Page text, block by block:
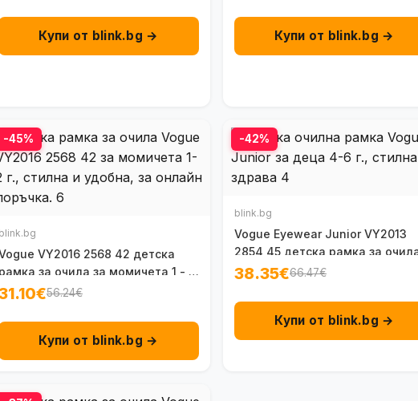
Купи от blink.bg → Купи от blink.bg →
-45%
blink.bg
VY2016 2568 42 детска
рамка за очила за момичета 1 - 2
56.24€
Купи от blink.bg →
-42%
blink.bg
Vogue Eyewear Junior VY2013
2854 45 детска рамка за
4-6 г.
38.35€66.47€
Купи от blink.bg →